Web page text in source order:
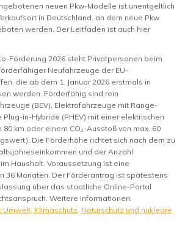
neuen Pkw-Modelle ist unentgeltlich
in Deutschland, an dem neue Pkw
werden. Der Leitfaden ist auch hier
Förderung 2026 steht Privatpersonen beim
Neufahrzeuge der EU-
die ab dem 1. Januar 2026 erstmals in
werden. Förderfähig sind rein
(BEV), Elektrofahrzeuge mit Range-
Plug-in-Hybride (PHEV) mit einer elektrischen
km oder einem CO₂-Ausstoß von max. 60
Die Förderhöhe richtet sich nach dem zu
und der Anzahl
Haushalt. Voraussetzung ist eine
36 Monaten. Der Förderantrag ist spätestens
über das staatliche Online-Portal
Weitere Informationen:
Klimaschutz, Naturschutz und nukleare